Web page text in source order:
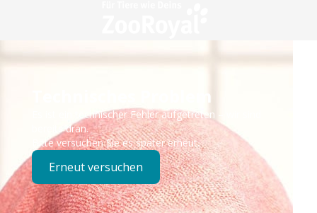
Technisches Problem
Es ist ein technischer Fehler aufgetreten – wir sind
bereits dran.
Bitte versuchen Sie es später erneut.
Erneut versuchen